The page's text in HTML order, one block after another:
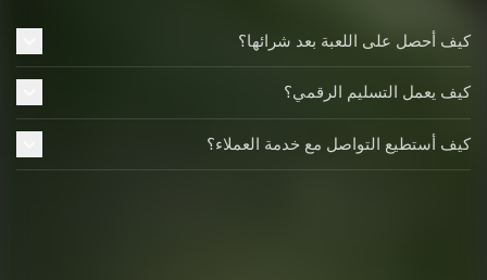
كيف أحصل على اللعبة بعد شرائها؟
كيف يعمل التسليم الرقمي؟
كيف أستطيع التواصل مع خدمة العملاء؟